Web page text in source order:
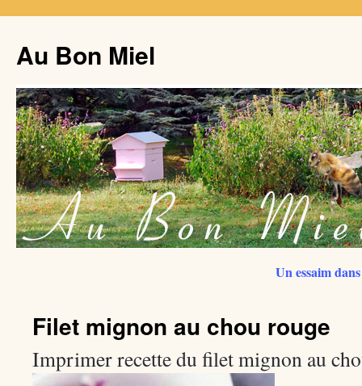
Au Bon Miel
Un essaim
Filet mignon au chou rouge
Imprimer recette du filet mignon au